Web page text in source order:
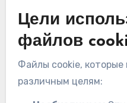
Цели
файлов
Файлы cookie,
различным целям: